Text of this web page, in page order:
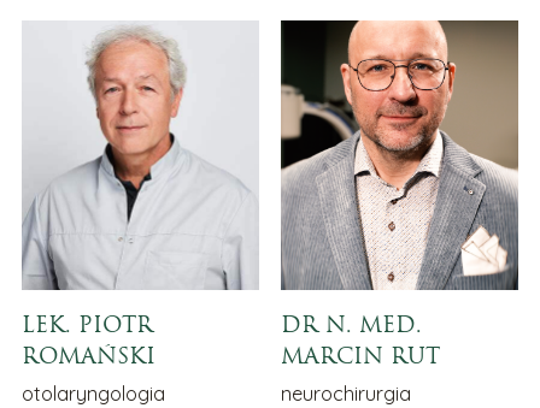
LEK. PIOTR
ROMAŃSKI
otolaryngologia
DR N. MED.
MARCIN RUT
neurochirurgia